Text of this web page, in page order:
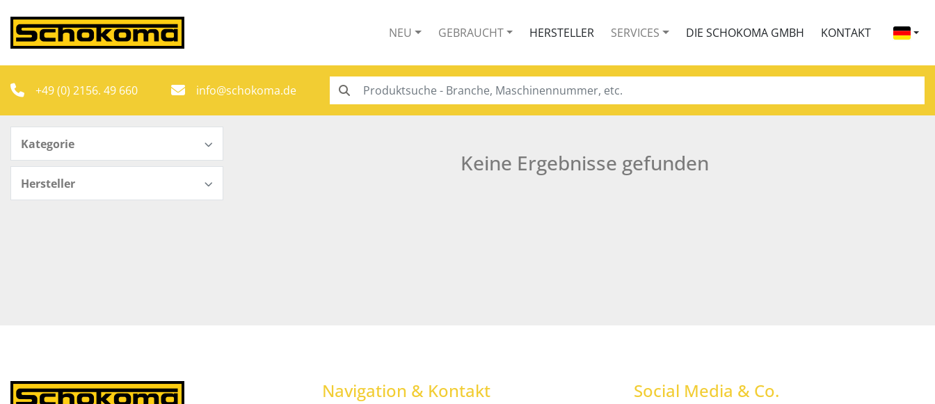
NEU GEBRAUCHT HERSTELLER SERVICES DIE SCHOKOMA GMBH KONTAKT
+49 (0) 2156. 49 660 info@schokoma.de
Kategorie
Hersteller
Keine Ergebnisse gefunden
Navigation & Kontakt Social Media & Co.